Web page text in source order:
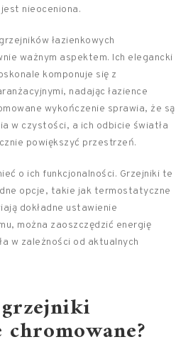
nieoceniona.
łazienkowych
ważnym aspektem. Ich elegancki
komponuje się z
nadając łazience
wykończenie sprawia, że są
w czystości, a ich odbicie światła
powiększyć przestrzeń.
o ich funkcjonalności. Grzejniki te
opcje, takie jak termostatyczne
dokładne ustawienie
można zaoszczędzić energię
w zależności od aktualnych
chromowane?